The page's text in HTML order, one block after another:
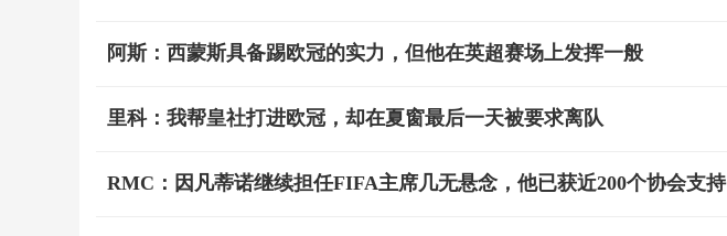
阿斯：西蒙斯具备踢欧冠的实力，但他在英超赛场上发挥一般
里科：我帮皇社打进欧冠，却在夏窗最后一天被要求离队
RMC：因凡蒂诺继续担任FIFA主席几无悬念，他已获近200个协会支持